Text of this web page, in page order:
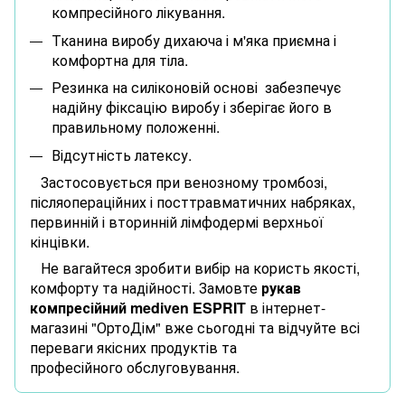
компресійного лікування.
Тканина виробу дихаюча і м'яка приємна і
комфортна для тіла.
Резинка на силіконовій основі забезпечує
надійну фіксацію виробу і зберігає його в
правильному положенні.
Відсутність латексу.
Застосовується при венозному тромбозі,
післяопераційних і посттравматичних набряках,
первинній і вторинній лімфодермі верхньої
кінцівки.
Не вагайтеся зробити вибір на користь якості,
комфорту та надійності. Замовте рукав
компресійний mediven ESPRIT в інтернет-
магазині "ОртоДім" вже сьогодні та відчуйте всі
переваги якісних продуктів та
професійного обслуговування.